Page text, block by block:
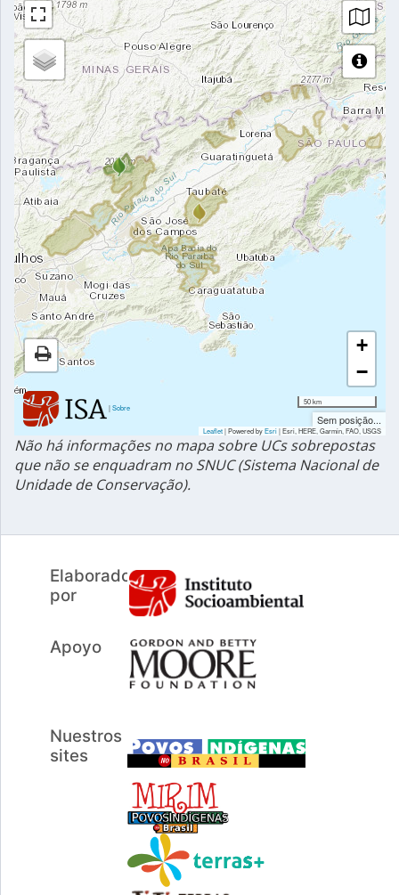
|Sobre
+
−
50 km
Sem posição...
Leaflet| Powered byEsri|Esri, HERE, Garmin, FAO, USGS
Não há informações no mapa sobre UCs sobrepostas
que não se enquadram no SNUC (Sistema Nacional de
Unidade de Conservação).